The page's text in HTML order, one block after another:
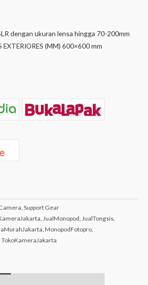
dengan ukuran lensa hingga 70-200mm
EXTERIORES (MM) 600×600 mm
, Support Gear
, JualMonopod, JualTongsis,
, MonopodFotopro,
TokoKameraJakarta